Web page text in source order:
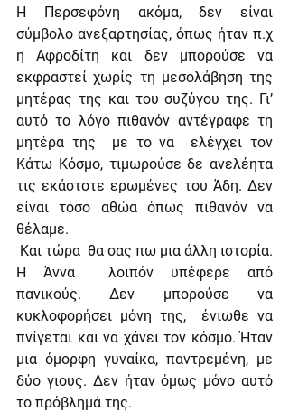
Η Περσεφόνη ακόμα, δεν είναι
σύμβολο ανεξαρτησίας, όπως ήταν π.χ
η Αφροδίτη και δεν μπορούσε να
εκφραστεί χωρίς τη μεσολάβηση της
μητέρας της και του συζύγου της. Γι’
αυτό το λόγο πιθανόν αντέγραφε τη
μητέρα της  με το να  ελέγχει τον
Κάτω Κόσμο, τιμωρούσε δε ανελέητα
τις εκάστοτε ερωμένες του Άδη. Δεν
είναι τόσο αθώα όπως πιθανόν να
θέλαμε.
Και τώρα  θα σας πω μια άλλη ιστορία.
Η Άννα  λοιπόν υπέφερε από
πανικούς. Δεν μπορούσε να
κυκλοφορήσει μόνη της,  ένιωθε να
πνίγεται και να χάνει τον κόσμο. Ήταν
μια όμορφη γυναίκα, παντρεμένη, με
δύο γιους. Δεν ήταν όμως μόνο αυτό
το πρόβλημά της.